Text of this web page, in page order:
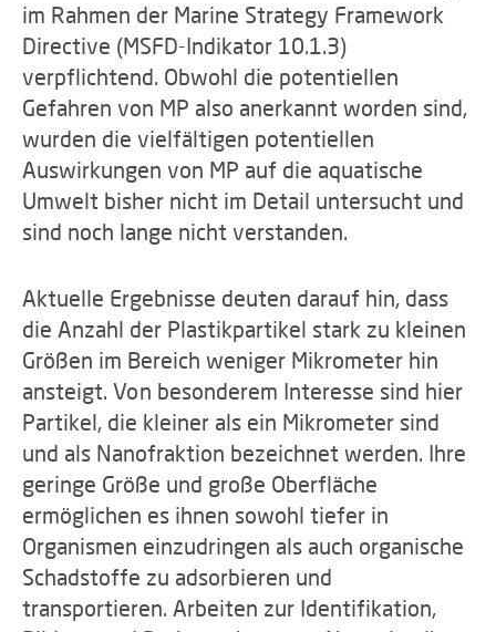
im Rahmen der Marine Strategy Framework
Directive (MSFD-Indikator 10.1.3)
verpflichtend. Obwohl die potentiellen
Gefahren von MP also anerkannt worden sind,
wurden die vielfältigen potentiellen
Auswirkungen von MP auf die aquatische
Umwelt bisher nicht im Detail untersucht und
sind noch lange nicht verstanden.
Aktuelle Ergebnisse deuten darauf hin, dass
die Anzahl der Plastikpartikel stark zu kleinen
Größen im Bereich weniger Mikrometer hin
ansteigt. Von besonderem Interesse sind hier
Partikel, die kleiner als ein Mikrometer sind
und als Nanofraktion bezeichnet werden. Ihre
geringe Größe und große Oberfläche
ermöglichen es ihnen sowohl tiefer in
Organismen einzudringen als auch organische
Schadstoffe zu adsorbieren und
transportieren. Arbeiten zur Identifikation,